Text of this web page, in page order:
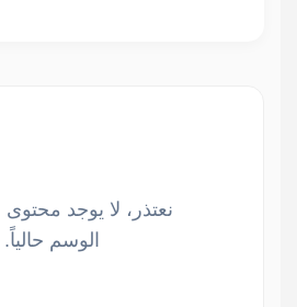
نعتذر، لا يوجد محتوى
الوسم حالياً.